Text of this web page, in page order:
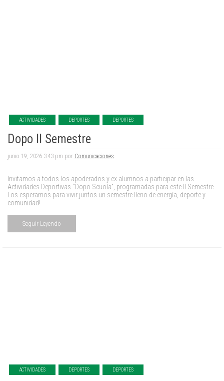
ACTIVIDADES DEPORTES DEPORTES
Dopo II Semestre
junio 19, 2026 3:43 pm por Comunicaciones.
Invitamos a todos los apoderados y ex alumnos a participar en las
Actividades Deportivas “Dopo Scuola”, programadas para este II Semestre.
Los esperamos para vivir juntos un semestre lleno de energía, deporte y
comunidad!
Seguir Leyendo
ACTIVIDADES DEPORTES DEPORTES